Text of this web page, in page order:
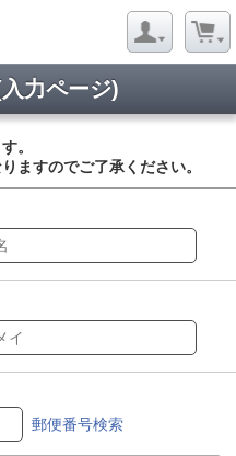
力ページ)
。
ますのでご了承ください。
郵便番号検索